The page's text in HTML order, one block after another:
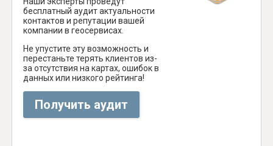
бесплатный аудит актуальности
контактов и репутации вашей
компании в геосервисах.
Не упустите эту возможность и
перестаньте терять клиентов из-
за отсутствия на картах, ошибок в
данных или низкого рейтинга!
Получить аудит